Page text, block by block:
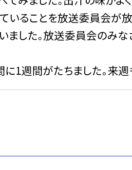
いることを放送委員会が
ました。放送委員会のみな
1週間がたちました。来週